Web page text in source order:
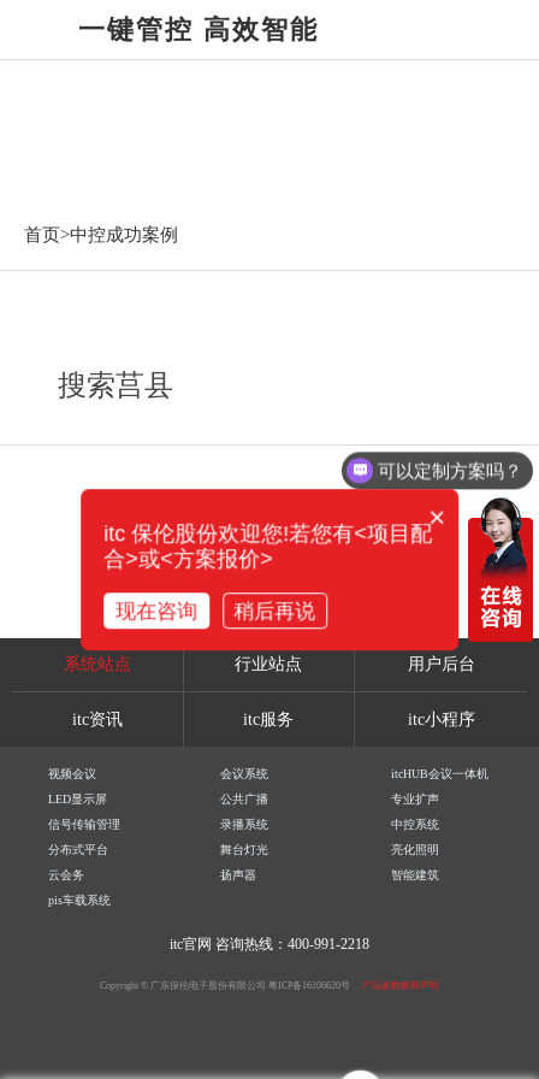
一键管控 高效智能
首页>中控成功案例
搜索莒县
系统站点 行业站点 用户后台
itc资讯 itc服务 itc小程序
视频会议 会议系统
itcHUB会议一体机
LED显示屏
公共广播
专业扩声
信号传输管理
录播系统
中控系统
分布式平台
舞台灯光
亮化照明
云会务
扬声器
智能建筑
pis车载系统
itc官网 咨询热线：400-991-2218
Copyright © 广东保伦电子股份有限公司 粤ICP备16106620号 产品参数解释声明
可以定制方案吗？
你们电话多少？
×
itc 保伦股份欢迎您!若您有<项目配
合>或<方案报价>
现在咨询 稍后再说